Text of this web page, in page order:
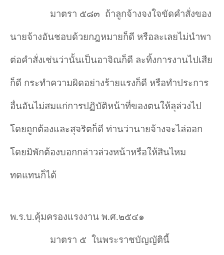
มาตรา ๕๘๓ ถ้าลูกจ้างจงใจขัดคำสั่งของ
นายจ้างอันชอบด้วยกฎหมายก็ดี หรือละเลยไม่นำพา
ต่อคำสั่งเช่นว่านั้นเป็นอาจิณก็ดี ละทิ้งการงานไปเสีย
ก็ดี กระทำความผิดอย่างร้ายแรงก็ดี หรือทำประการ
อื่นอันไม่สมแก่การปฏิบัติหน้าที่ของตนให้ลุล่วงไป
โดยถูกต้องและสุจริตก็ดี ท่านว่านายจ้างจะไล่ออก
โดยมิพักต้องบอกกล่าวล่วงหน้าหรือให้สินไหม
ทดแทนก็ได้
พ.ร.บ.คุ้มครองแรงงาน พ.ศ.๒๕๔๑
มาตรา ๕ ในพระราชบัญญัตินี้